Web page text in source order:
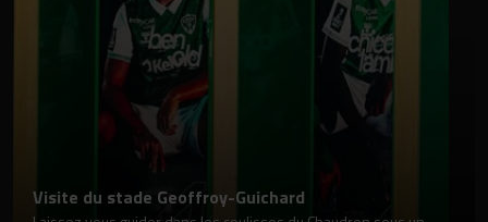
Visite du stade Geoffroy-Guichard